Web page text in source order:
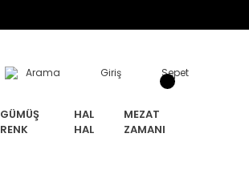
Arama Giriş Sepet
GÜMÜŞ
RENK
HAL
HAL
MEZAT
ZAMANI